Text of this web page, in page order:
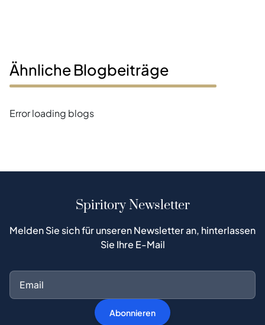
Ähnliche Blogbeiträge
Error loading blogs
Spiritory Newsletter
Melden Sie sich für unseren Newsletter an, hinterlassen
Sie Ihre E-Mail
Abonnieren